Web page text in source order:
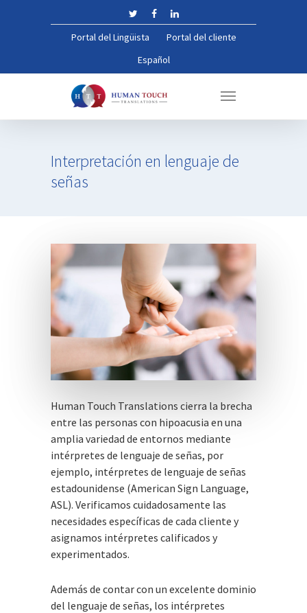
Portal del Lingüista
Portal del cliente
Español
Interpretación en lenguaje de
señas
Human Touch Translations cierra la brecha
entre las personas con hipoacusia en una
amplia variedad de entornos mediante
intérpretes de lenguaje de señas, por
ejemplo, intérpretes de lenguaje de señas
estadounidense (American Sign Language,
ASL). Verificamos cuidadosamente las
necesidades específicas de cada cliente y
asignamos intérpretes calificados y
experimentados.
Además de contar con un excelente dominio
del lenguaje de señas, los intérpretes